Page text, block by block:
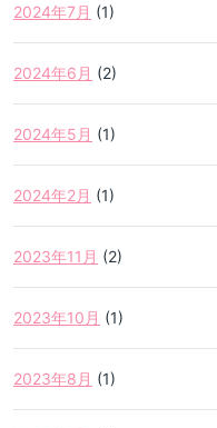
2024年7月 (1)
2024年6月 (2)
2024年5月 (1)
2024年2月 (1)
2023年11月 (2)
2023年10月 (1)
2023年8月 (1)